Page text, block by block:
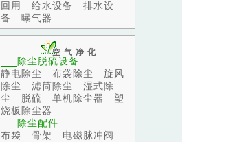
回用
给水设备
排水设
备
曝气器
空气净化
除尘脱硫设备
静电除尘
布袋除尘
旋风
除尘
滤筒除尘
湿式除
尘
脱硫 单机除尘器
塑
烧板除尘器
除尘配件
布袋
骨架
电磁脉冲阀